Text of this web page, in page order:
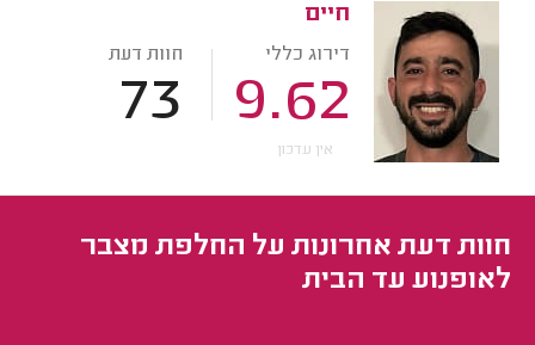
חיים
דירוג כללי
9.62
חוות דעת
73
אין עדכון
חוות דעת אחרונות על החלפת מצבר
לאופנוע עד הבית